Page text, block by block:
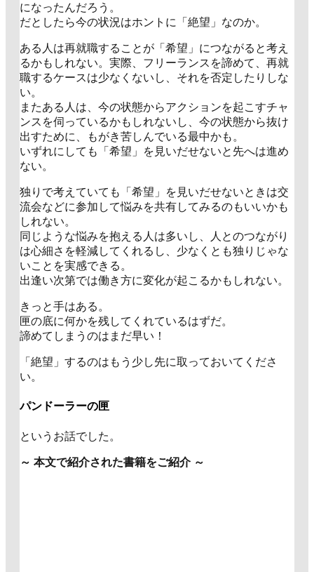
になったんだろう。
だとしたら今の状況はホントに「絶望」なのか。
ある人は再就職することが「希望」につながると考え
るかもしれない。実際、フリーランスを諦めて、再就
職するケースは少なくないし、それを否定したりしな
い。
またある人は、今の状態からアクションを起こすチャ
ンスを伺っているかもしれないし、今の状態から抜け
出すために、もがき苦しんでいる最中かも。
いずれにしても「希望」を見いだせないと先へは進め
ない。
独りで考えていても「希望」を見いだせないときは交
流会などに参加して悩みを共有してみるのもいいかも
しれない。
同じような悩みを抱える人は多いし、人とのつながり
は心細さを軽減してくれるし、少なくとも独りじゃな
いことを実感できる。
出逢い次第では働き方に変化が起こるかもしれない。
きっと手はある。
匣の底に何かを残してくれているはずだ。
諦めてしまうのはまだ早い！
「絶望」するのはもう少し先に取っておいてくださ
い。
パンドーラーの匣
というお話でした。
～ 本文で紹介された書籍をご紹介 ～